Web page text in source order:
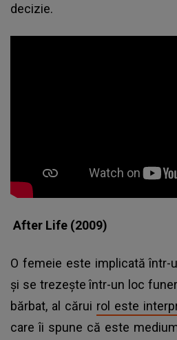
decizie.
After Life (2009)
O femeie este implicată într-
şi se trezeşte într-un loc
bărbat, al cărui rol este
care îi spune că este